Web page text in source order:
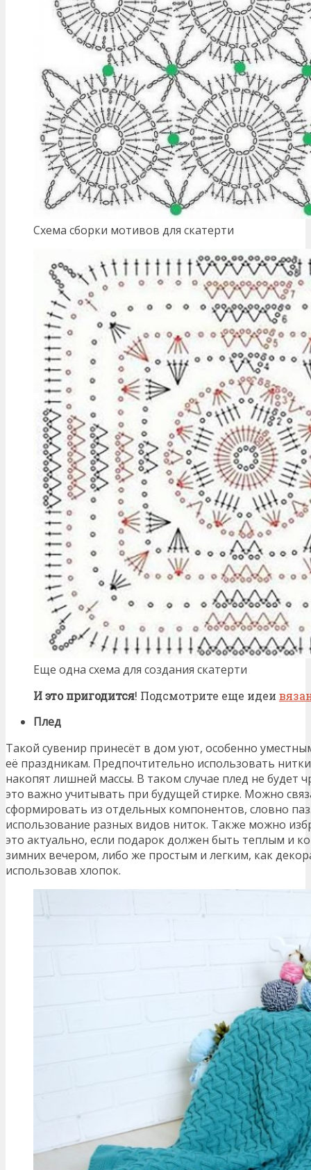
Схема сборки мотивов для скатерти
Еще одна схема для создания скатерти
И это пригодится! Подсмотрите еще идеи
Плед
Такой сувенир принесёт в дом уют, особенно
её праздникам. Предпочтительно использовать
накопят лишней массы. В таком случае плед не будет
это важно учитывать при будущей стирке. Можно
сформировать из отдельных компонентов, словно
использование разных видов ниток. Также можно
это актуально, если подарок должен быть теплым и
зимних вечером, либо же простым и легким, как
использовав хлопок.